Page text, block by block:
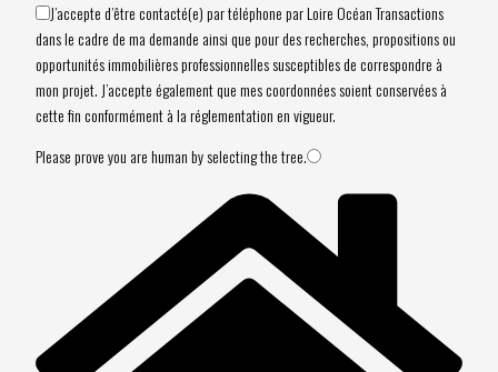
J’accepte d’être contacté(e) par téléphone par Loire Océan Transactions
dans le cadre de ma demande ainsi que pour des recherches, propositions ou
opportunités immobilières professionnelles susceptibles de correspondre à
mon projet. J’accepte également que mes coordonnées soient conservées à
cette fin conformément à la réglementation en vigueur.
Please prove you are human by selecting thetree.